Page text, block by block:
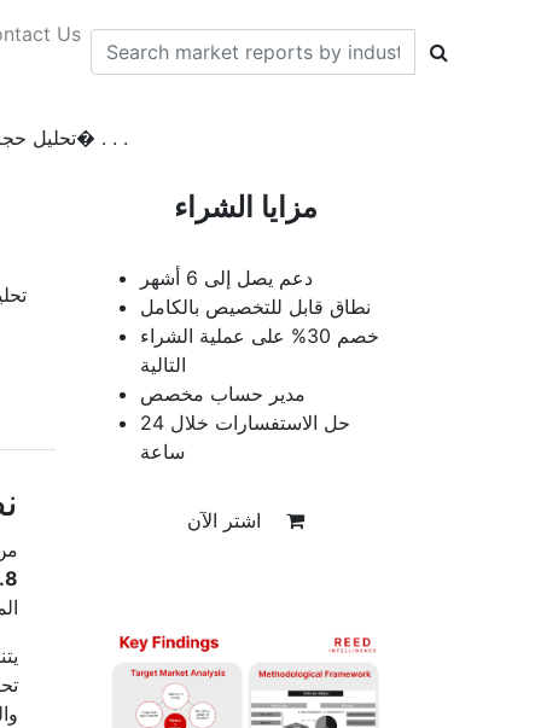
Us
تحليل حجم السوق العالمية لمجففات الحبوب وحصتها و� . . .
مزايا الشراء
دعم يصل إلى 6 أشهر
نطاق قابل للتخصيص بالكامل
خصم 30% على عملية الشراء
التالية
مدير حساب مخصص
حل الاستفسارات خلال 24
ساعة